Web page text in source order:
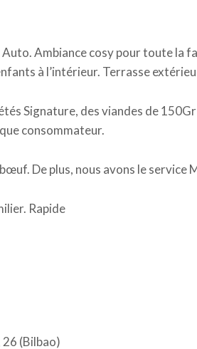
Auto. Ambiance cosy pour toute la
à l’intérieur. Terrasse
Signature, des viandes de
consommateur.
De plus, nous avons le service
Rapide
(Bilbao)